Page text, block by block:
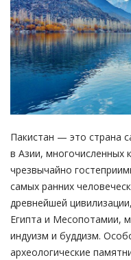
Пакистан — это страна
в Азии, многочисленных
чрезвычайно
самых ранних
древнейшей
Египта и Месопотамии,
индуизм и буддизм.
археологические